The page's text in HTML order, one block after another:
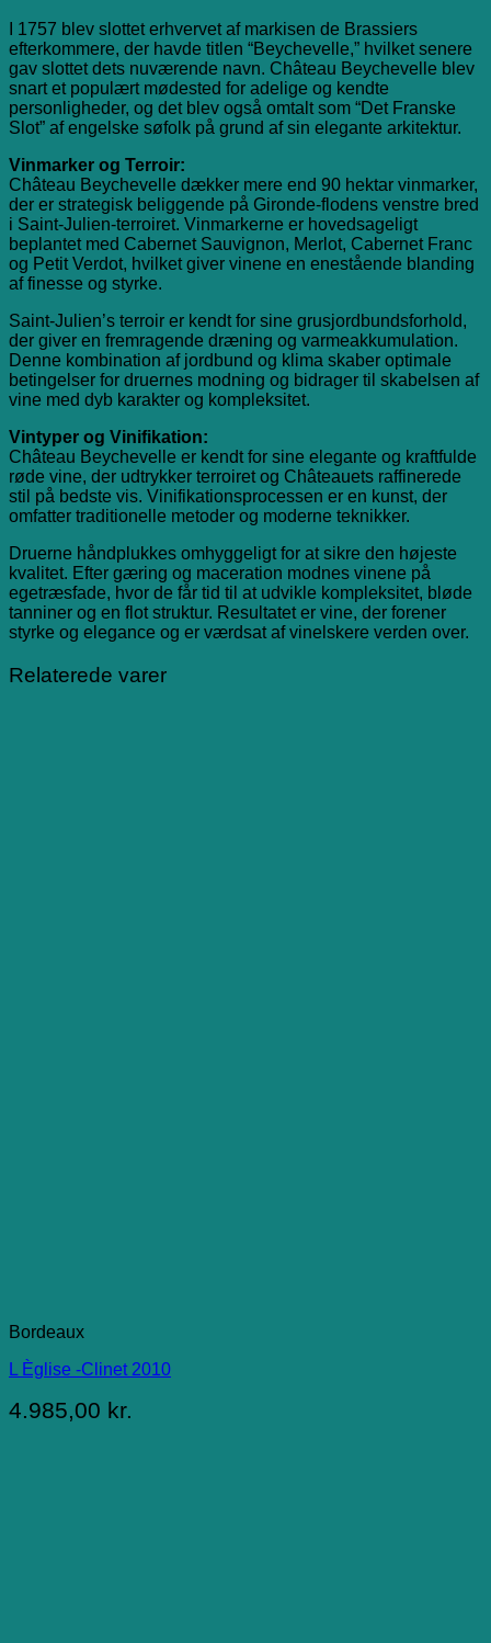
I 1757 blev slottet erhvervet af markisen de Brassiers
efterkommere, der havde titlen “Beychevelle,” hvilket senere
gav slottet dets nuværende navn. Château Beychevelle blev
snart et populært mødested for adelige og kendte
personligheder, og det blev også omtalt som “Det Franske
Slot” af engelske søfolk på grund af sin elegante arkitektur.
Vinmarker og Terroir:
Château Beychevelle dækker mere end 90 hektar vinmarker,
der er strategisk beliggende på Gironde-flodens venstre bred
i Saint-Julien-terroiret. Vinmarkerne er hovedsageligt
beplantet med Cabernet Sauvignon, Merlot, Cabernet Franc
og Petit Verdot, hvilket giver vinene en enestående blanding
af finesse og styrke.
Saint-Julien’s terroir er kendt for sine grusjordbundsforhold,
der giver en fremragende dræning og varmeakkumulation.
Denne kombination af jordbund og klima skaber optimale
betingelser for druernes modning og bidrager til skabelsen af
vine med dyb karakter og kompleksitet.
Vintyper og Vinifikation:
Château Beychevelle er kendt for sine elegante og kraftfulde
røde vine, der udtrykker terroiret og Châteauets raffinerede
stil på bedste vis. Vinifikationsprocessen er en kunst, der
omfatter traditionelle metoder og moderne teknikker.
Druerne håndplukkes omhyggeligt for at sikre den højeste
kvalitet. Efter gæring og maceration modnes vinene på
egetræsfade, hvor de får tid til at udvikle kompleksitet, bløde
tanniner og en flot struktur. Resultatet er vine, der forener
styrke og elegance og er værdsat af vinelskere verden over.
Relaterede varer
Bordeaux
L Èglise -Clinet 2010
4.985,00 kr.